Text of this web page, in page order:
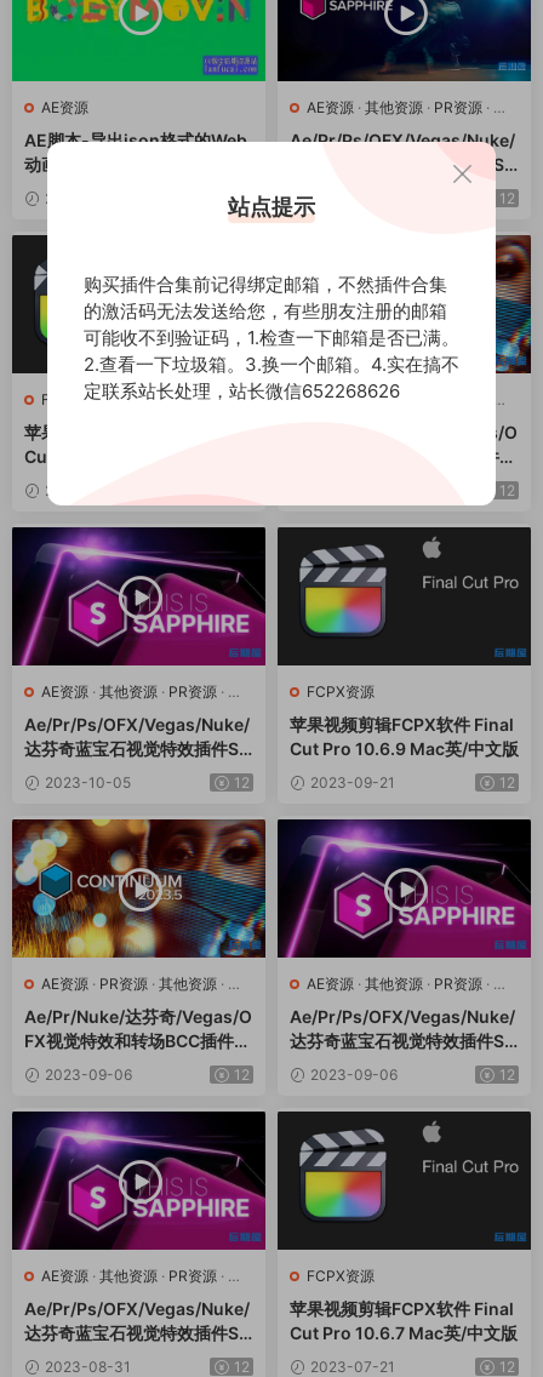
AE资源
AE脚本-导出json格式的Web
动画工具 Bodymovin v5.12.1
Win/Mac
2023-11-07 12
AE资源 · 其他资源 · PR资源 · 达
芬奇资源
Ae/Pr/Ps/OFX/Vegas/Nuke/
达芬奇蓝宝石视觉特效插件Sa
pphire 2023.53 Win
2023-11-03 12
FCPX资源
苹果视频剪辑FCPX软件 Final
Cut Pro 10.6.10 Mac英/中文
版 2023-10-08
AE资源·PR资源
达
Ae/Pr/Nuke/达芬奇/Vegas/O
FX视觉特效和转场BCC插件C
ontinuum 2023 v16.5.3 Win
12
AE资源 · 其他资源 · PR资源 · 达
芬奇资源
Ae/Pr/Ps/OFX/Vegas/Nuke/
达芬奇蓝宝石视觉特效插件Sa
pphire 2023.53 Win
2023-10-05 12
FCPX资源
苹果视频剪辑FCPX软件 Final
Cut Pro 10.6.9 Mac英/中文版
2023-09-21 12
AE资源 · PR资源 · 其他资源 · 达
芬奇资源
Ae/Pr/Nuke/达芬奇/Vegas/O
FX视觉特效和转场BCC插件C
ontinuum 2023 v16.5.2 Win
2023-09-06 12
AE资源 · 其他资源 · PR资源 · 达
芬奇资源
Ae/Pr/Ps/OFX/Vegas/Nuke/
达芬奇蓝宝石视觉特效插件Sa
pphire 2023.52 CE Win
2023-09-06 12
AE资源 · 其他资源 · PR资源 · 达
芬奇资源
Ae/Pr/Ps/OFX/Vegas/Nuke/
达芬奇蓝宝石视觉特效插件Sa
pphire 2023.52 Win
2023-08-31 12
FCPX资源
苹果视频剪辑FCPX软件 Final
Cut Pro 10.6.7 Mac英/中文版
2023-07-21 12
站点提示
购买插件合集前记得绑定邮箱，不然插件合集
的激活码无法发送给您，有些朋友注册的邮箱
可能收不到验证码，1.检查一下邮箱是否已满。
2.查看一下垃圾箱。3.换一个邮箱。4.实在搞不
定联系站长处理，站长微信652268626